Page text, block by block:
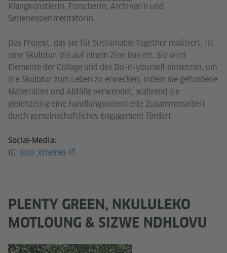
Klangkünstlerin, Forscherin, Archivarin und
Serienexperimentatorin.
Das Projekt, das sie für Sustainable Together realisiert, ist
eine Skulptur, die auf einem Zine basiert. Sie wird
Elemente der Collage und des Do-it-yourself einsetzen, um
die Skulptur zum Leben zu erwecken, indem sie gefundene
Materialien und Abfälle verwendet, während sie
gleichzeitig eine handlungsorientierte Zusammenarbeit
durch gemeinschaftliches Engagement fördert.
Social-Media:
IG: @cu_xtremes
PLENTY GREEN, NKULULEKO
MOTLOUNG & SIZWE NDHLOVU